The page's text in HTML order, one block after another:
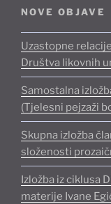
NOVE OBJAVE
Uzastopne
Društva likovnih
Samostalna
(Tjelesni pejzaži
Skupna izložba
složenosti
Izložba iz ciklusa
materije Ivane